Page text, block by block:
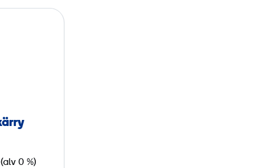
(alv 0 %)